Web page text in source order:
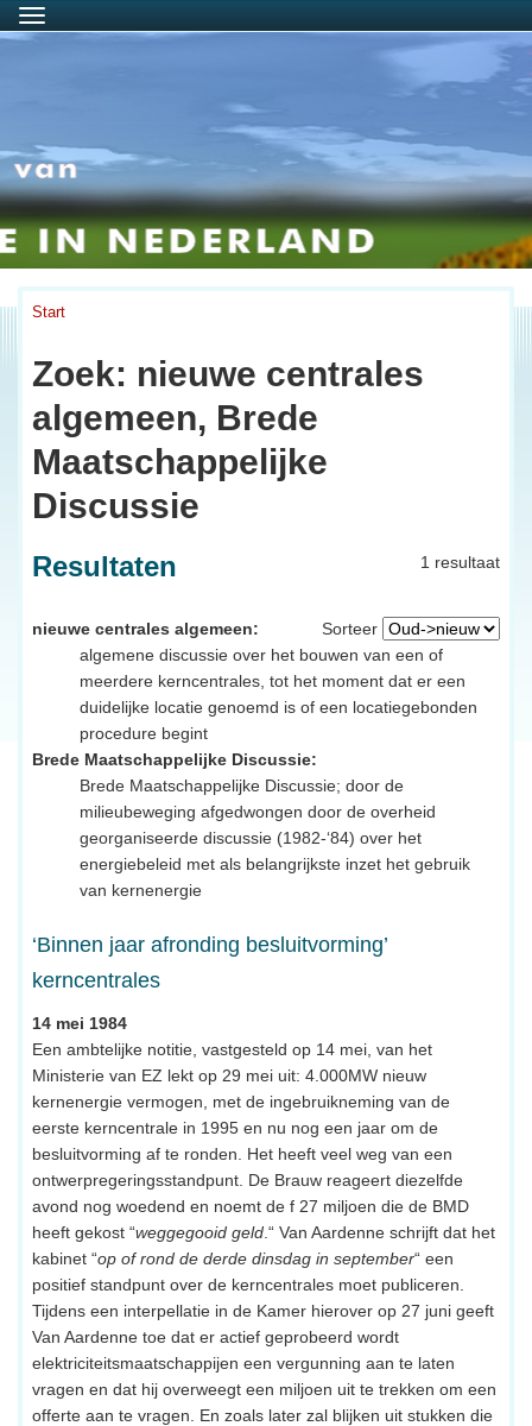
Menu
Start
Zoek: nieuwe centrales
algemeen, Brede
Maatschappelijke
Discussie
1 resultaat
Resultaten
Sorteer
nieuwe centrales algemeen:
algemene discussie over het bouwen van een of
meerdere kerncentrales, tot het moment dat er een
duidelijke locatie genoemd is of een locatiegebonden
procedure begint
Brede Maatschappelijke Discussie:
Brede Maatschappelijke Discussie; door de
milieubeweging afgedwongen door de overheid
georganiseerde discussie (1982-‘84) over het
energiebeleid met als belangrijkste inzet het gebruik
van kernenergie
‘Binnen jaar afronding besluitvorming’
kerncentrales
14 mei 1984
Een ambtelijke notitie, vastgesteld op 14 mei, van het
Ministerie van EZ lekt op 29 mei uit: 4.000MW nieuw
kernenergie vermogen, met de ingebruikneming van de
eerste kerncentrale in 1995 en nu nog een jaar om de
besluitvorming af te ronden. Het heeft veel weg van een
ontwerpregeringsstandpunt. De Brauw reageert diezelfde
avond nog woedend en noemt de f 27 miljoen die de BMD
heeft gekost “weggegooid geld .“ Van Aardenne schrijft dat het
kabinet “op of rond de derde dinsdag in september“ een
positief standpunt over de kerncentrales moet publiceren.
Tijdens een interpellatie in de Kamer hierover op 27 juni geeft
Van Aardenne toe dat er actief geprobeerd wordt
elektriciteitsmaatschappijen een vergunning aan te laten
vragen en dat hij overweegt een miljoen uit te trekken om een
offerte aan te vragen. En zoals later zal blijken uit stukken die